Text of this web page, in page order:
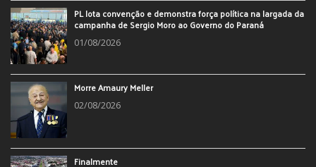
PL lota convenção e demonstra força política na largada da
campanha de Sergio Moro ao Governo do Paraná
01/08/2026
Morre Amaury Meller
02/08/2026
Finalmente